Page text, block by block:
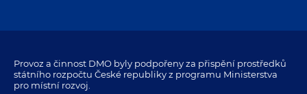
Provoz a činnost DMO byly podpořeny za přispění prostředků
státního rozpočtu České republiky z programu Ministerstva
pro místní rozvoj.